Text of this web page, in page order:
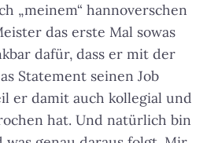
„meinem“ hannoverschen
das erste Mal sowas
dafür, dass er mit der
Statement seinen Job
er damit auch kollegial und
hat. Und natürlich bin